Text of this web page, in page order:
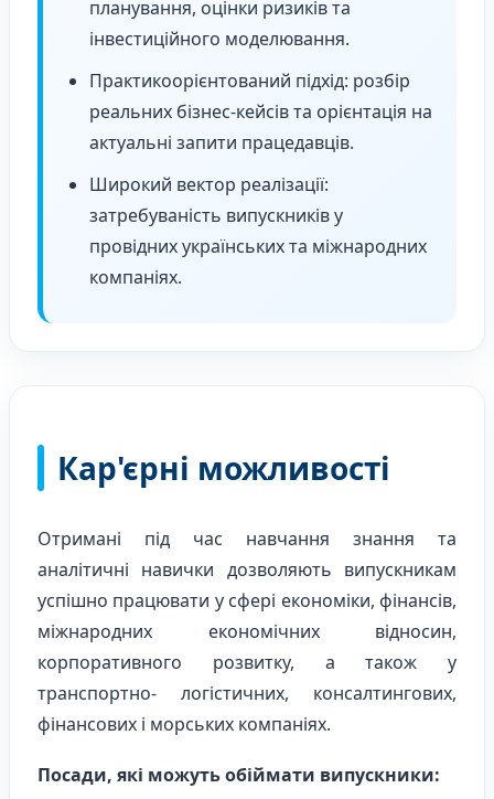
планування, оцінки ризиків та
інвестиційного моделювання.
Практикоорієнтований підхід: розбір
реальних бізнес-кейсів та орієнтація на
актуальні запити працедавців.
Широкий вектор реалізації:
затребуваність випускників у
провідних українських та міжнародних
компаніях.
Кар'єрні можливості
Отримані під час навчання знання та
аналітичні навички дозволяють випускникам
успішно працювати у сфері економіки, фінансів,
міжнародних економічних відносин,
корпоративного розвитку, а також у
транспортно- логістичних, консалтингових,
фінансових і морських компаніях.
Посади, які можуть обіймати випускники: